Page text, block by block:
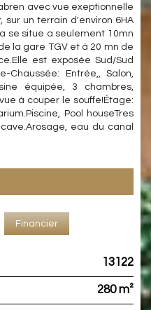
avec vue exeptionnelle
sur un terrain d'environ 6HA
se situe a seulement 10mn
la gare TGV et à 20 mn de
est exposée Sud/Sud
Chaussée: Entrée,, Salon,
équipée, 3 chambres,
à couper le souffe!Étage:
Pool houseTres
eau du canal
Financier
13122
280 m²